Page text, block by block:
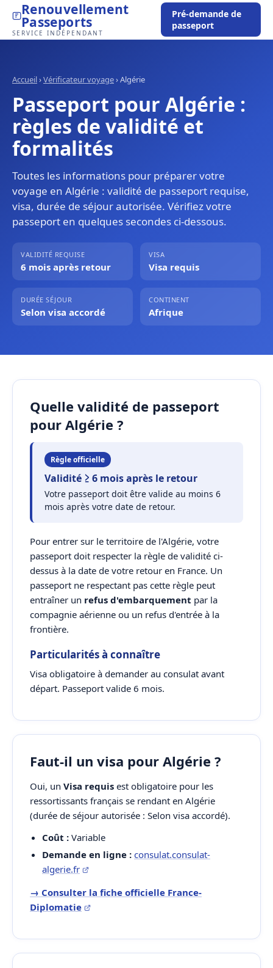
Renouvellement
Passeports
SERVICE INDÉPENDANT
Pré-demande de
passeport
Accueil›Vérificateur voyage›Algérie
Passeport pour Algérie :
règles de validité et
formalités
Toutes les informations pour préparer votre
voyage en Algérie : validité de passeport requise,
visa, durée de séjour autorisée. Vérifiez votre
passeport en quelques secondes ci-dessous.
VALIDITÉ REQUISE
6 mois après retour
VISA
Visa requis
DURÉE SÉJOUR
Selon visa accordé
CONTINENT
Afrique
Quelle validité de passeport
pour Algérie ?
Règle officielle
Validité ≥ 6 mois après le retour
Votre passeport doit être valide au moins 6
mois après votre date de retour.
Pour entrer sur le territoire de l'Algérie, votre
passeport doit respecter la règle de validité ci-
dessus à la date de votre retour en France. Un
passeport ne respectant pas cette règle peut
entraîner un refus d'embarquement par la
compagnie aérienne ou un refus d'entrée à la
frontière.
Particularités à connaître
Visa obligatoire à demander au consulat avant
départ. Passeport valide 6 mois.
Faut-il un visa pour Algérie ?
Oui, un Visa requis est obligatoire pour les
ressortissants français se rendant en Algérie
(durée de séjour autorisée : Selon visa accordé).
Coût : Variable
Demande en ligne : consulat.consulat-
algerie.fr
→ Consulter la fiche officielle France-
Diplomatie